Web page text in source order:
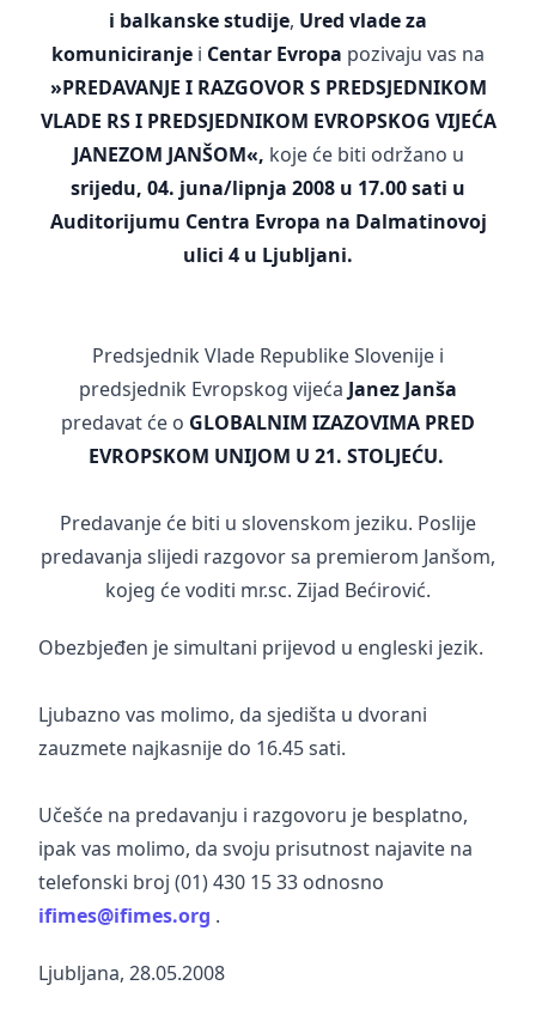
i balkanske studije, Ured vlade za
komuniciranje i Centar Evropa pozivaju vas na
»PREDAVANJE I RAZGOVOR S PREDSJEDNIKOM
VLADE RS I PREDSJEDNIKOM EVROPSKOG VIJEĆA
JANEZOM JANŠOM«, koje će biti održano u
srijedu, 04. juna/lipnja 2008 u 17.00 sati u
Auditorijumu Centra Evropa na Dalmatinovoj
ulici 4 u Ljubljani.
Predsjednik Vlade Republike Slovenije i
predsjednik Evropskog vijeća Janez Janša
predavat će o GLOBALNIM IZAZOVIMA PRED
EVROPSKOM UNIJOM U 21. STOLJEĆU.
Predavanje će biti u slovenskom jeziku. Poslije
predavanja slijedi razgovor sa premierom Janšom,
kojeg će voditi mr.sc. Zijad Bećirović.
Obezbjeđen je simultani prijevod u engleski jezik.
Ljubazno vas molimo, da sjedišta u dvorani
zauzmete najkasnije do 16.45 sati.
Učešće na predavanju i razgovoru je besplatno,
ipak vas molimo, da svoju prisutnost najavite na
telefonski broj (01) 430 15 33 odnosno
ifimes@ifimes.org .
Ljubljana, 28.05.2008